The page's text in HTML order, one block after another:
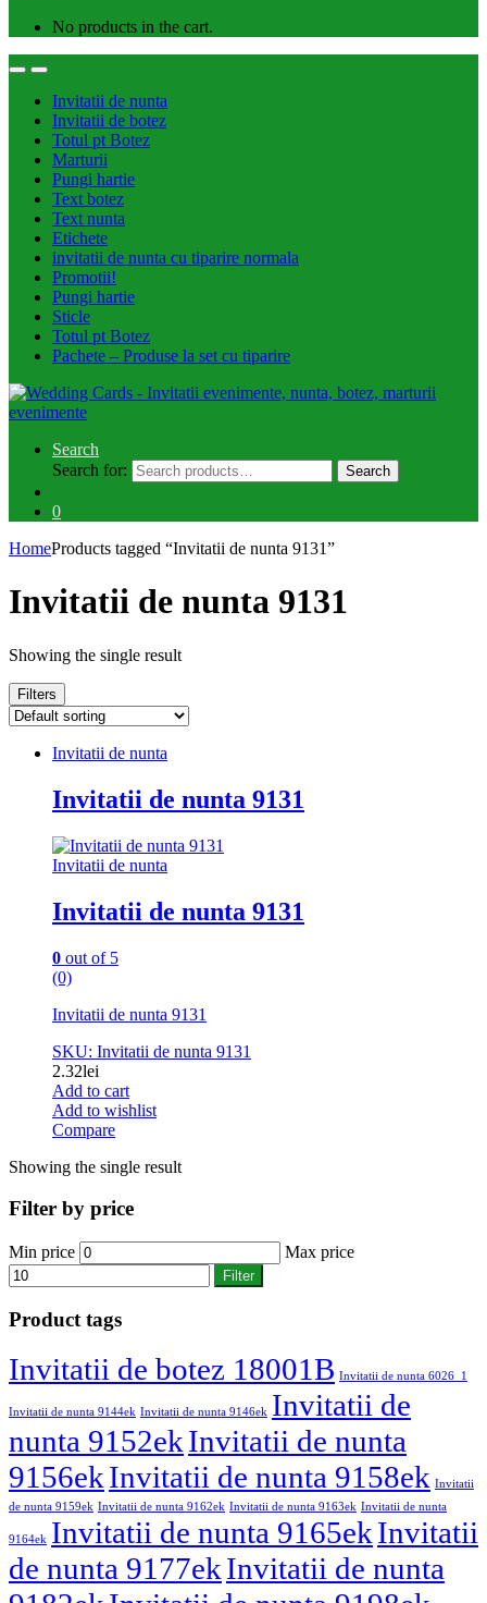
No products in the cart.
Invitatii de nunta
Invitatii de botez
Totul pt Botez
Marturii
Pungi hartie
Text botez
Text nunta
Etichete
invitatii de nunta cu tiparire normala
Promotii!
Pungi hartie
Sticle
Totul pt Botez
Pachete – Produse la set cu tiparire
Search
Search for:
Search
0
HomeProducts tagged “Invitatii de nunta 9131”
Invitatii de nunta 9131
Showing the single result
Filters
Invitatii de nunta
Invitatii de nunta 9131
Invitatii de nunta
Invitatii de nunta 9131
0 out of 5
(0)
Invitatii de nunta 9131
SKU: Invitatii de nunta 9131
2.32lei
Add to cart
Add to wishlist
Compare
Showing the single result
Filter by price
Min price Max price
Filter
Product tags
Invitatii de botez 18001B Invitatii de nunta 6026_1
Invitatii de nunta 9144ek Invitatii de nunta 9146ek Invitatii de
nunta 9152ekInvitatii de nunta
9156ekInvitatii de nunta 9158ek Invitatii
de nunta 9159ek Invitatii de nunta 9162ek Invitatii de nunta 9163ek Invitatii de nunta
9164ek Invitatii de nunta 9165ekInvitatii
de nunta 9177ekInvitatii de nunta